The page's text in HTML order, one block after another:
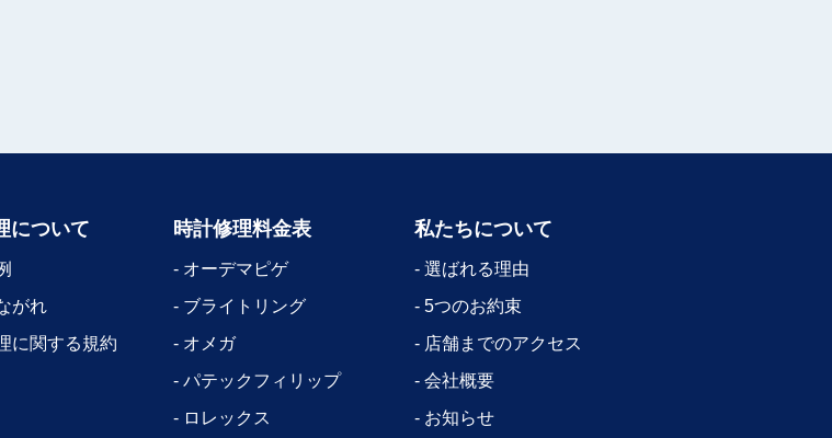
について
がれ
に関する規約
時計修理料金表
オーデマピゲ
ブライトリング
オメガ
パテックフィリップ
ロレックス
私たちについて
選ばれる理由
5つのお約束
店舗までのアクセス
会社概要
お知らせ